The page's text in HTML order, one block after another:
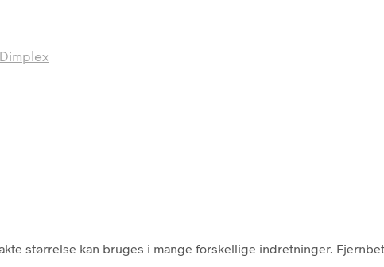
Dimplex
størrelse kan bruges i mange forskellige indretninger.